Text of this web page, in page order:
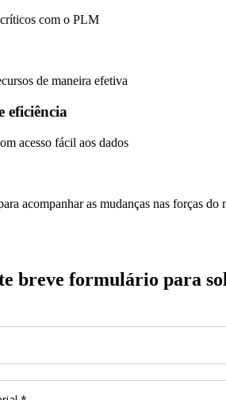
com o PLM
de maneira efetiva
eficiência
acesso fácil aos dados
acompanhar as mudanças nas forças do
breve formulário para